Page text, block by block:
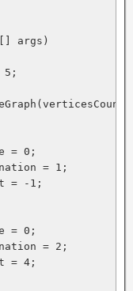
args)
5;
= 0;
= 1;
= -1;
= 0;
= 2;
= 4;